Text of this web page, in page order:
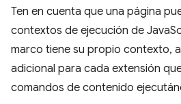
Ten en cuenta que una página
contextos de ejecución de
marco tiene su propio contexto,
adicional para cada extensión
comandos de contenido